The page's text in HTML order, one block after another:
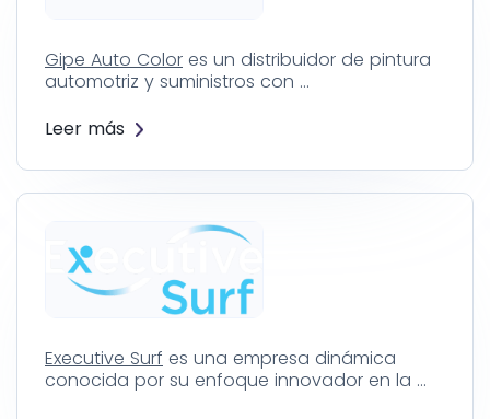
Gipe Auto Color es un distribuidor de pintura
automotriz y suministros con …
Leer más
Executive Surf es una empresa dinámica
conocida por su enfoque innovador en la …